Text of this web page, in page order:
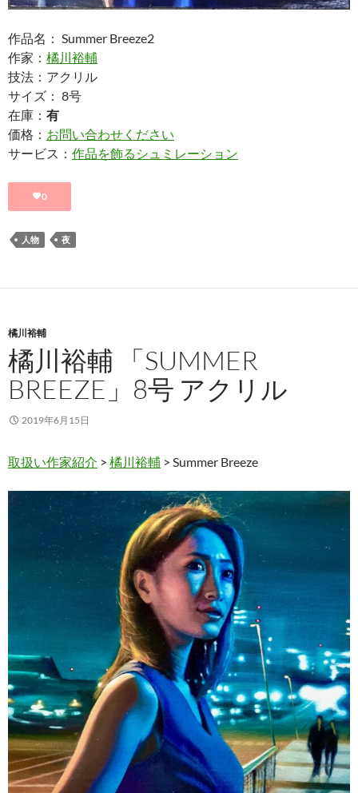
作品名： Summer Breeze2
作家： 橘川裕輔
技法：アクリル
サイズ： 8号
在庫： 有
価格： お問い合わせください
サービス： 作品を飾るシュミレーション
0
人物 夜
橘川裕輔
橘川裕輔 「SUMMER
BREEZE」8号 アクリル
2019年6月15日
取扱い作家紹介 > 橘川裕輔 > Summer Breeze